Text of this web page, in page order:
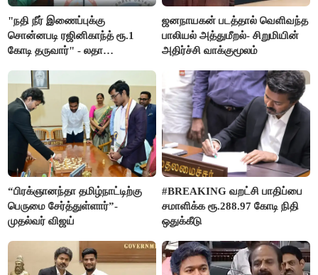
"நதி நீர் இணைப்புக்கு
சொன்னபடி ரஜினிகாந்த் ரூ.1
கோடி தருவார்" - லதா
ஜனநாயகன் படத்தால் வெளிவந்த
பாலியல் அத்துமீறல்- சிறுமியின்
அதிர்ச்சி வாக்குமூலம்
“பிரக்ஞானந்தா தமிழ்நாட்டிற்கு
பெருமை சேர்த்துள்ளார்”-
முதல்வர் விஜய்
#BREAKING வறட்சி பாதிப்பை
சமாளிக்க ரூ.288.97 கோடி நிதி
ஒதுக்கீடு